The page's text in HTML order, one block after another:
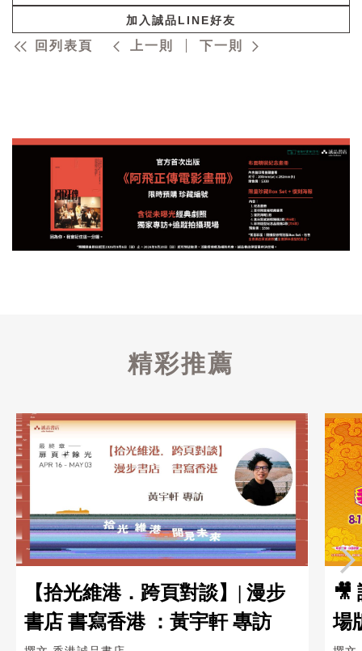
加入誠品LINE好友
回列表頁 上一則 下一則
精彩推薦
【拾光維港．跨頁對談】| 漫步
書店 書寫香港 ：黃宇軒 專訪
🎥
場